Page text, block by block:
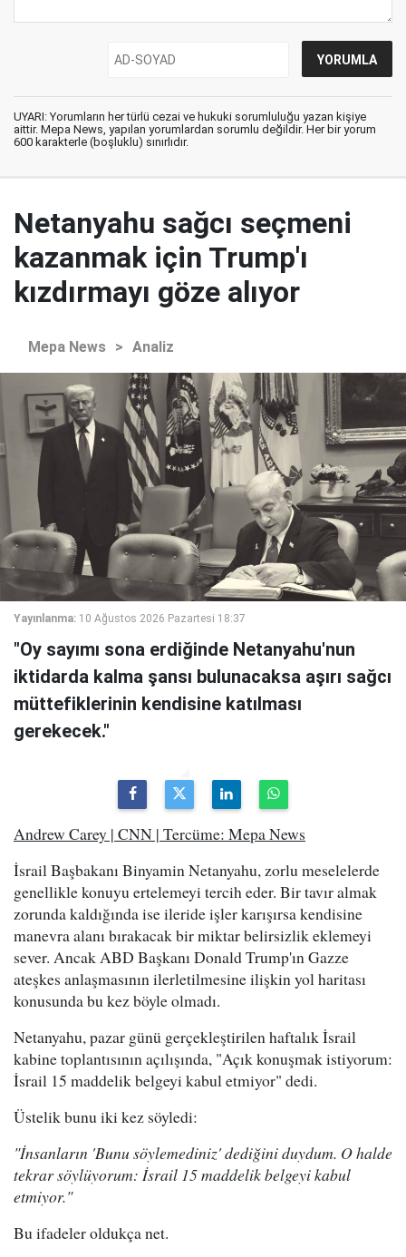
UYARI: Yorumların her türlü cezai ve hukuki sorumluluğu yazan kişiye
aittir. Mepa News, yapılan yorumlardan sorumlu değildir. Her bir yorum
600 karakterle (boşluklu) sınırlıdır.
Netanyahu sağcı seçmeni
kazanmak için Trump'ı
kızdırmayı göze alıyor
Mepa News > Analiz
Yayınlanma: 10 Ağustos 2026 Pazartesi 18:37
"Oy sayımı sona erdiğinde Netanyahu'nun
iktidarda kalma şansı bulunacaksa aşırı sağcı
müttefiklerinin kendisine katılması
gerekecek."
Andrew Carey | CNN | Tercüme: Mepa News
İsrail Başbakanı Binyamin Netanyahu, zorlu meselelerde
genellikle konuyu ertelemeyi tercih eder. Bir tavır almak
zorunda kaldığında ise ileride işler karışırsa kendisine
manevra alanı bırakacak bir miktar belirsizlik eklemeyi
sever. Ancak ABD Başkanı Donald Trump'ın Gazze
ateşkes anlaşmasının ilerletilmesine ilişkin yol haritası
konusunda bu kez böyle olmadı.
Netanyahu, pazar günü gerçekleştirilen haftalık İsrail
kabine toplantısının açılışında, "Açık konuşmak istiyorum:
İsrail 15 maddelik belgeyi kabul etmiyor" dedi.
Üstelik bunu iki kez söyledi:
"İnsanların 'Bunu söylemediniz' dediğini duydum. O halde
tekrar söylüyorum: İsrail 15 maddelik belgeyi kabul
etmiyor."
Bu ifadeler oldukça net.